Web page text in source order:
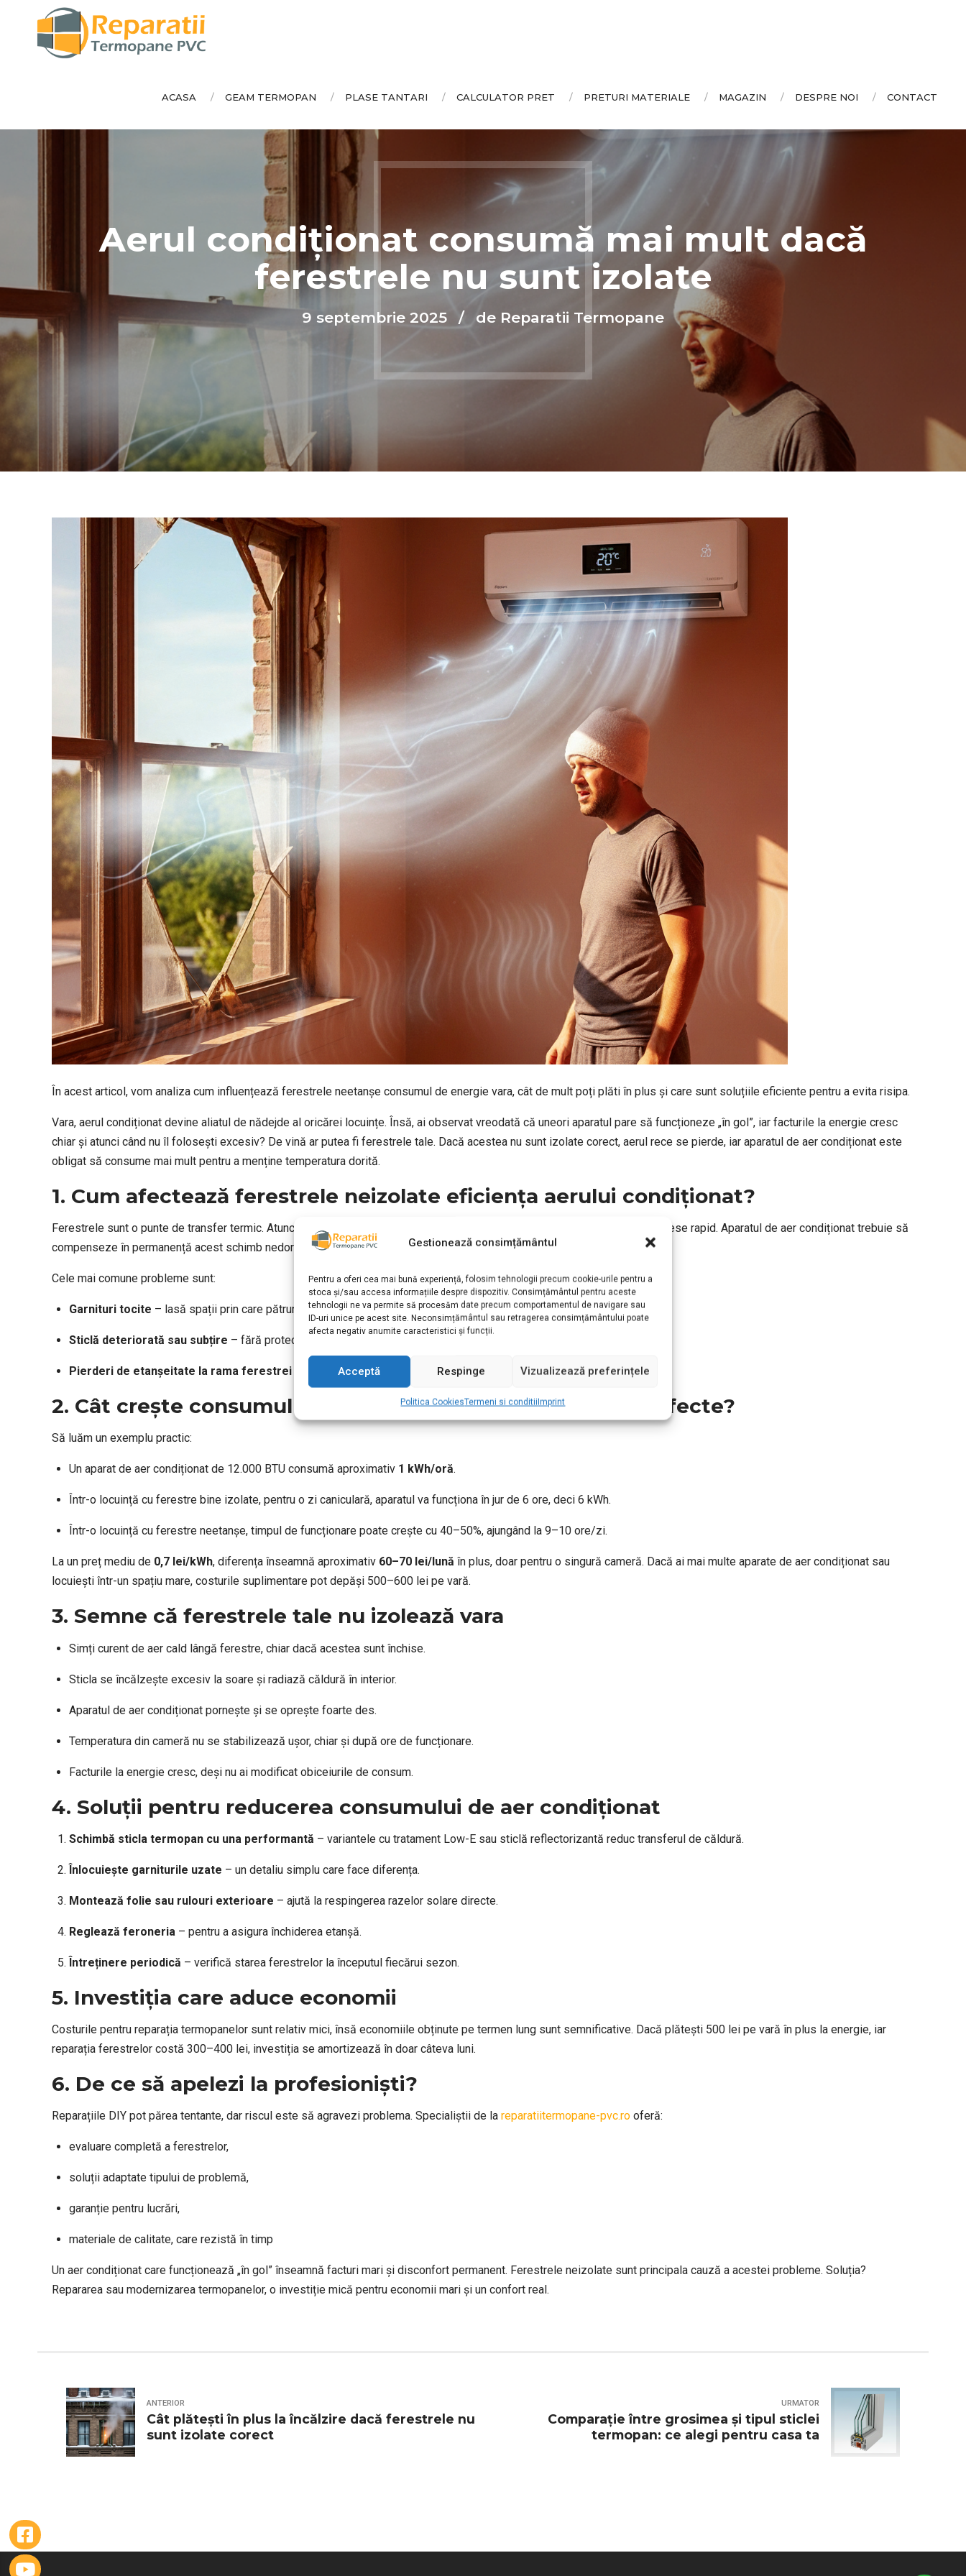
Gestionează consimțământul
Pentru a oferi cea mai bună experiență, folosim tehnologii precum cookie-urile pentru a
stoca și/sau accesa informațiile despre dispozitiv. Consimțământul pentru aceste
tehnologii ne va permite să procesăm date precum comportamentul de navigare sau
ID-uri unice pe acest site. Neconsimțământul sau retragerea consimțământului poate
afecta negativ anumite caracteristici și funcții.
Acceptă Respinge Vizualizează preferințele
Politica CookiesTermeni si conditiiImprint
ACASA GEAM TERMOPAN PLASE TANTARI CALCULATOR PRET PRETURI MATERIALE MAGAZIN DESPRE NOI CONTACT
Aerul condiționat consumă mai mult dacă
ferestrele nu sunt izolate
9 septembrie 2025 de Reparatii Termopane
În acest articol, vom analiza cum influențează ferestrele neetanșe consumul de energie vara, cât de mult poți plăti în plus și care sunt soluțiile eficiente pentru a evita risipa.
Vara, aerul condiționat devine aliatul de nădejde al oricărei locuințe. Însă, ai observat vreodată că uneori aparatul pare să funcționeze „în gol”, iar facturile la energie cresc
chiar și atunci când nu îl folosești excesiv? De vină ar putea fi ferestrele tale. Dacă acestea nu sunt izolate corect, aerul rece se pierde, iar aparatul de aer condiționat este
obligat să consume mai mult pentru a menține temperatura dorită.
1. Cum afectează ferestrele neizolate eficiența aerului condiționat?
Ferestrele sunt o punte de transfer termic. Atunci când nu mai sunt etanșe, căldura de afară pătrunde în casă, iar aerul rece iese rapid. Aparatul de aer condiționat trebuie să
compenseze în permanență acest schimb nedorit, lucrând mai mult și, implicit, consumând mai multă energie electrică.
Cele mai comune probleme sunt:
Garnituri tocite – lasă spații prin care pătrunde aerul cald.
Sticlă deteriorată sau subțire – fără protecție solară adecvată, căldura intră ușor.
Pierderi de etanșeitate la rama ferestrei – cauzate de montaj sau de vechime.
2. Cât crește consumul de energie din cauza ferestrelor defecte?
Să luăm un exemplu practic:
Un aparat de aer condiționat de 12.000 BTU consumă aproximativ 1 kWh/oră.
Într-o locuință cu ferestre bine izolate, pentru o zi caniculară, aparatul va funcționa în jur de 6 ore, deci 6 kWh.
Într-o locuință cu ferestre neetanșe, timpul de funcționare poate crește cu 40–50%, ajungând la 9–10 ore/zi.
La un preț mediu de 0,7 lei/kWh, diferența înseamnă aproximativ 60–70 lei/lună în plus, doar pentru o singură cameră. Dacă ai mai multe aparate de aer condiționat sau
locuiești într-un spațiu mare, costurile suplimentare pot depăși 500–600 lei pe vară.
3. Semne că ferestrele tale nu izolează vara
Simți curent de aer cald lângă ferestre, chiar dacă acestea sunt închise.
Sticla se încălzește excesiv la soare și radiază căldură în interior.
Aparatul de aer condiționat pornește și se oprește foarte des.
Temperatura din cameră nu se stabilizează ușor, chiar și după ore de funcționare.
Facturile la energie cresc, deși nu ai modificat obiceiurile de consum.
4. Soluții pentru reducerea consumului de aer condiționat
Schimbă sticla termopan cu una performantă – variantele cu tratament Low-E sau sticlă reflectorizantă reduc transferul de căldură.
Înlocuiește garniturile uzate – un detaliu simplu care face diferența.
Montează folie sau rulouri exterioare – ajută la respingerea razelor solare directe.
Reglează feroneria – pentru a asigura închiderea etanșă.
Întreținere periodică – verifică starea ferestrelor la începutul fiecărui sezon.
5. Investiția care aduce economii
Costurile pentru reparația termopanelor sunt relativ mici, însă economiile obținute pe termen lung sunt semnificative. Dacă plătești 500 lei pe vară în plus la energie, iar
reparația ferestrelor costă 300–400 lei, investiția se amortizează în doar câteva luni.
6. De ce să apelezi la profesioniști?
Reparațiile DIY pot părea tentante, dar riscul este să agravezi problema. Specialiștii de la reparatiitermopane-pvc.ro oferă:
evaluare completă a ferestrelor,
soluții adaptate tipului de problemă,
garanție pentru lucrări,
materiale de calitate, care rezistă în timp
Un aer condiționat care funcționează „în gol” înseamnă facturi mari și disconfort permanent. Ferestrele neizolate sunt principala cauză a acestei probleme. Soluția?
Repararea sau modernizarea termopanelor, o investiție mică pentru economii mari și un confort real.
ANTERIOR
Cât plătești în plus la încălzire dacă ferestrele nu
sunt izolate corect
URMATOR
Comparație între grosimea și tipul sticlei
termopan: ce alegi pentru casa ta